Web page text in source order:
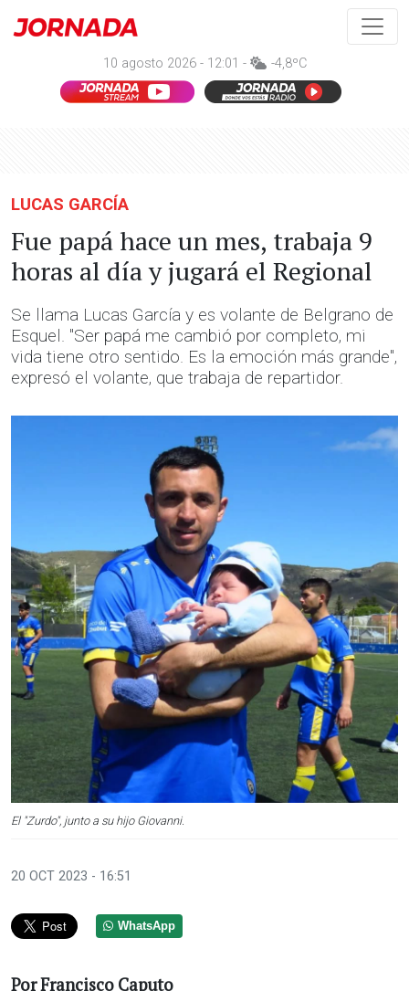
10 agosto 2026 - 12:01 - -4,8ºC
LUCAS GARCÍA
Fue papá hace un mes, trabaja 9
horas al día y jugará el Regional
Se llama Lucas García y es volante de Belgrano de
Esquel. "Ser papá me cambió por completo, mi
vida tiene otro sentido. Es la emoción más grande",
expresó el volante, que trabaja de repartidor.
El "Zurdo", junto a su hijo Giovanni.
20 OCT 2023 - 16:51
WhatsApp
Por Francisco Caputo